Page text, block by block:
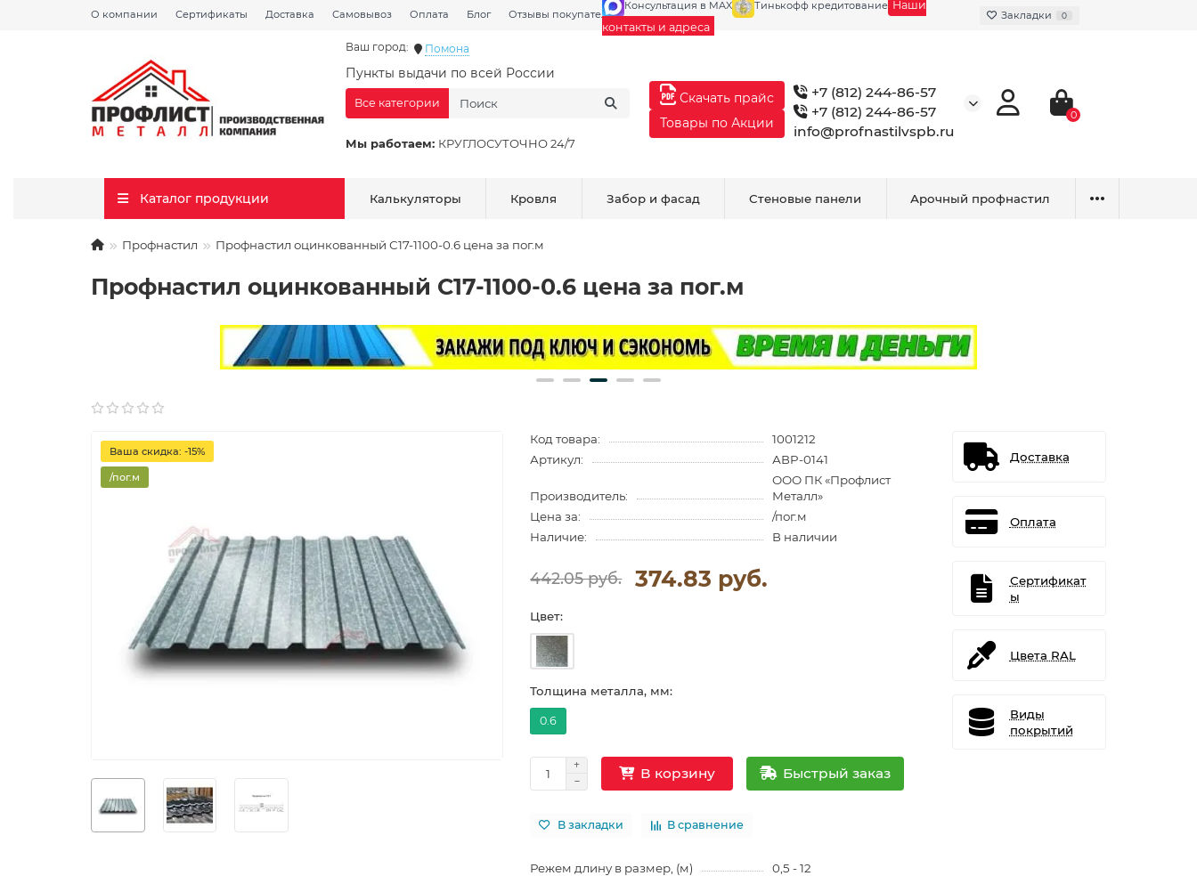
О компании Сертификаты Доставка Самовывоз Оплата Блог Отзывы покупателей Галерея
Консультация в MAX Тинькофф кредитование Наши
контакты и адреса
Закладки 0
Ваш город: Помона
Пункты выдачи по всей России
Мы работаем: КРУГЛОСУТОЧНО 24/7
Все категории
Скачать прайс
Товары по Акции
+7 (812) 244-86-57
+7 (812) 244-86-57
info@profnastilvspb.ru
0
Каталог продукции Калькуляторы Кровля Забор и фасад Стеновые панели Арочный профнастил
Профнастил Профнастил оцинкованный С17-1100-0.6 цена за пог.м
Профнастил оцинкованный С17-1100-0.6 цена за пог.м
Ваша скидка: -15%
/пог.м
Код товара:
1001212
Артикул:
АВP-0141
Производитель:
ООО ПК «Профлист
Металл»
Цена за:
/пог.м
Наличие:
В наличии
442.05 руб. 374.83 руб.
Цвет:
Толщина металла, мм:
0.6
В корзину Быстрый заказ
В закладки В сравнение
Режем длину в размер, (м)
0,5 - 12
Доставка
Оплата
Сертификат
ы
Цвета RAL
Виды
покрытий